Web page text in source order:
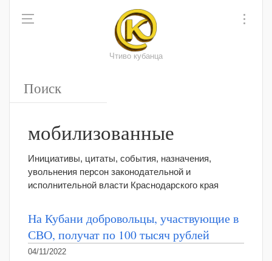
Чтиво кубанца
мобилизованные
Инициативы, цитаты, события, назначения,
увольнения персон законодательной и
исполнительной власти Краснодарского края
На Кубани добровольцы, участвующие в
СВО, получат по 100 тысяч рублей
04/11/2022